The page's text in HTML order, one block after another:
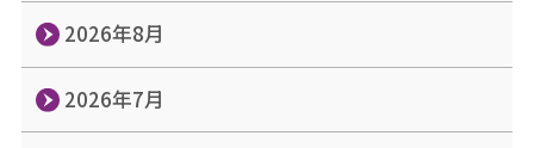
2026年8月
2026年7月